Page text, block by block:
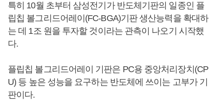
특히 10월 초부터 삼성전기가 반도체기판의 일종인 플
립칩 볼그리드어레이(FC-BGA)기판 생산능력을 확대하
는 데 1조 원을 투자할 것이라는 관측이 나오기 시작했
다.
플립칩 볼그리드어레이 기판은 PC용 중앙처리장치(CP
U) 등 높은 성능을 요구하는 반도체에 쓰이는 고부가 기
판이다.